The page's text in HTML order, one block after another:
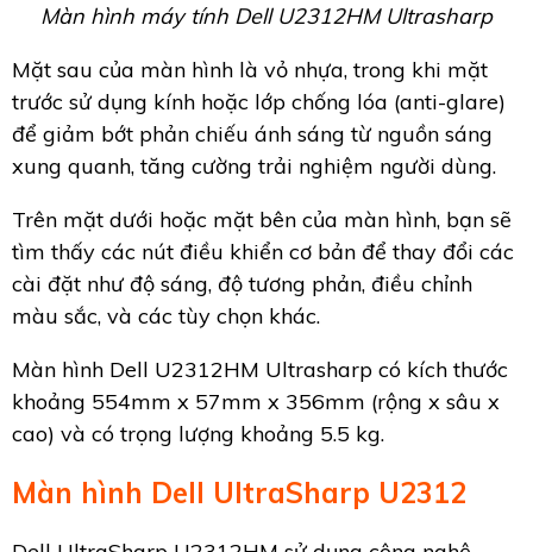
Màn hình máy tính Dell U2312HM Ultrasharp
Mặt sau của màn hình là vỏ nhựa, trong khi mặt
trước sử dụng kính hoặc lớp chống lóa (anti-glare)
để giảm bớt phản chiếu ánh sáng từ nguồn sáng
xung quanh, tăng cường trải nghiệm người dùng.
Trên mặt dưới hoặc mặt bên của màn hình, bạn sẽ
tìm thấy các nút điều khiển cơ bản để thay đổi các
cài đặt như độ sáng, độ tương phản, điều chỉnh
màu sắc, và các tùy chọn khác.
Màn hình Dell U2312HM Ultrasharp có kích thước
khoảng 554mm x 57mm x 356mm (rộng x sâu x
cao) và có trọng lượng khoảng 5.5 kg.
Màn hình Dell UltraSharp U2312